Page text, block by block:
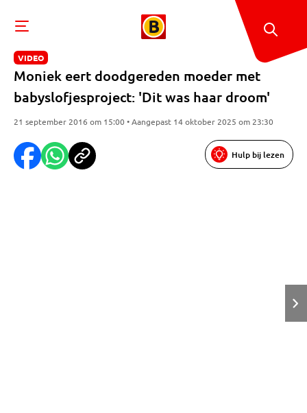
VIDEO
Moniek eert doodgereden moeder met
babyslofjesproject: 'Dit was haar droom'
21 september 2016 om 15:00 • Aangepast 14 oktober 2025 om 23:30
Hulp bij lezen